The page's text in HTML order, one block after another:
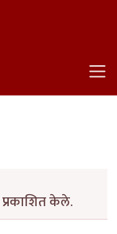
प्रकाशित केले.